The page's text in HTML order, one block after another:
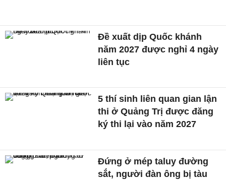
Đề xuất dịp Quốc khánh
năm 2027 được nghỉ 4 ngày
liên tục
5 thí sinh liên quan gian lận
thi ở Quảng Trị được đăng
ký thi lại vào năm 2027
Đứng ở mép taluy đường
sắt, người đàn ông bị tàu